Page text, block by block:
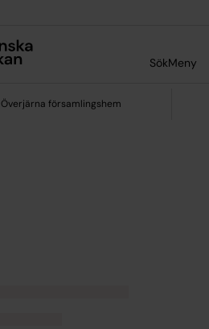
SökMeny
Överjärna församlingshem